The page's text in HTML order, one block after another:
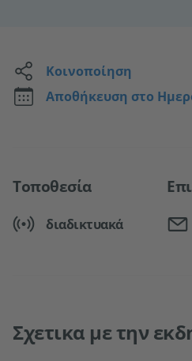
Σχετικα με την
Κοινοποίηση
Αποθήκευση στο
Τοποθεσία
διαδικτυακά